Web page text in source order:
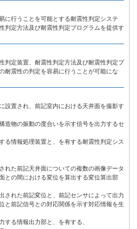
に行うことを可能とする耐震性判定システ
判定方法及び耐震性判定プログラムを提供す
判定装置、耐震性判定方法及び耐震性判定プ
耐震性の判定を容易に行うことが可能にな
設置され、前記室内における天井面を撮影す
造物の振動の度合いを示す信号を出力するセ
る情報処理装置と、を有する耐震性判定シス
れた前記天井面についての複数の画像データ
との間における変位を算出する変位算出部
された前記変位と、前記センサによって出力
と前記信号との対応関係を示す対応情報を生
する情報出力部と、を有する、